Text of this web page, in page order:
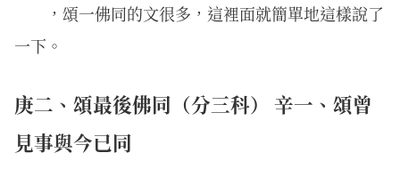
，頌一佛同的文很多，這裡面就簡單地這樣說了
一下。
庚二、頌最後佛同（分三科） 辛一、頌曾
見事與今已同